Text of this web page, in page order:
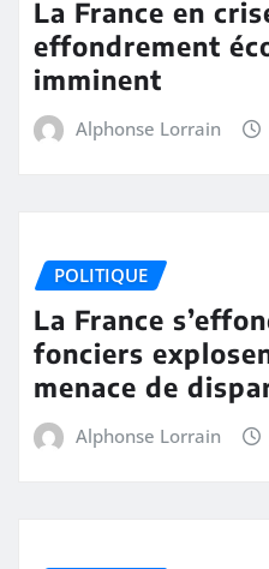
La France en
effondrement
imminent
Alphonse Lorrain
POLITIQUE
La France
fonciers
menace de
Alphonse Lorrain